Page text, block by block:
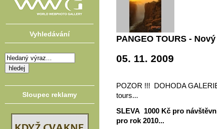
Vyhledávání
Sloupec reklamy
PANGEO TOURS -
05. 11. 2009
POZOR !!! DOHODA
tours...
SLEVA 1000 Kč pro
pro rok 2010...